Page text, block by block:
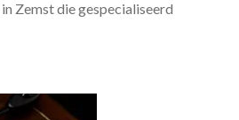
in Zemst die gespecialiseerd